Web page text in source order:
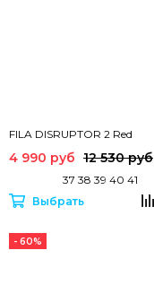
FILA DISRUPTOR 2 Red
4 990 руб 12 530 руб
37 38 39 40 41
Выбрать
- 60%